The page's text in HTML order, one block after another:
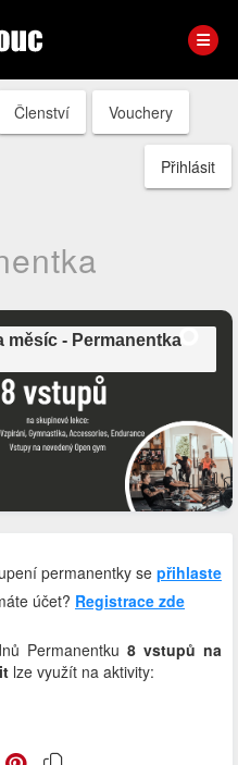
Členství Vouchery
Přihlásit
měsíc - Permanentka
permanentky sepřihlaste
účet? Registrace zde
Permanentku 8 vstupů na
lze využít na aktivity: